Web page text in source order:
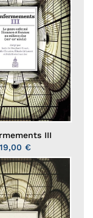
III
19,00 €